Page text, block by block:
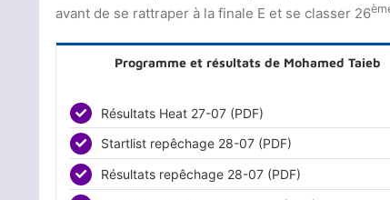
avant de se rattraper à la finale E et se classer 26
Programme et résultats de Mohamed Taieb
Résultats Heat 27-07 (PDF)
Startlist repêchage 28-07 (PDF)
Résultats repêchage 28-07 (PDF)